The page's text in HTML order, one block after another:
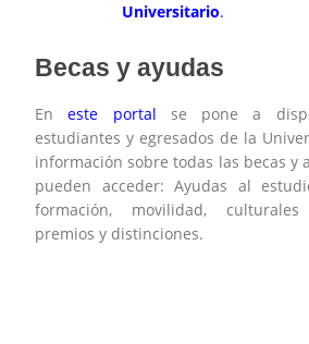
Universitario.
Becas y ayudas
Eneste portal se pone a
estudiantes y egresados de la
información sobre todas las becas y
pueden acceder: Ayudas al
formación, movilidad,
premios y distinciones.